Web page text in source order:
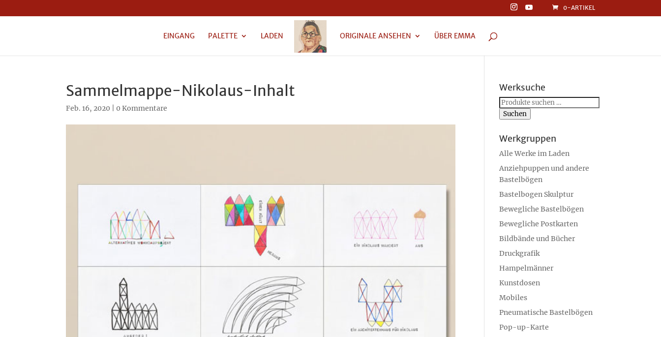
0-ARTIKEL
EINGANG PALETTE LADEN ORIGINALE ANSEHEN ÜBER EMMA
Sammelmappe-Nikolaus-Inhalt
Feb. 16, 2020 0 Kommentare
Werksuche
Suchen
nach:
Suchen
Werkgruppen
Alle Werke im Laden
Anziehpuppen und andere
Bastelbögen
Bastelbogen Skulptur
Bewegliche Bastelbögen
Bewegliche Postkarten
Bildbände und Bücher
Druckgrafik
Hampelmänner
Kunstdosen
Mobiles
Pneumatische Bastelbögen
Pop-up-Karte